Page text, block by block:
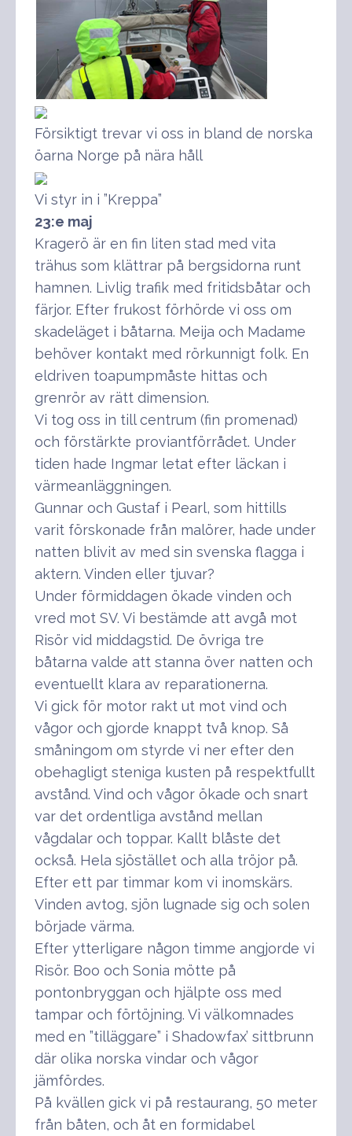
Försiktigt trevar vi oss in bland de norska
öarna Norge på nära håll
Vi styr in i ”Kreppa”
23:e maj
Kragerö är en fin liten stad med vita
trähus som klättrar på bergsidorna runt
hamnen. Livlig trafik med fritidsbåtar och
färjor. Efter frukost förhörde vi oss om
skadeläget i båtarna. Meija och Madame
behöver kontakt med rörkunnigt folk. En
eldriven toapumpmåste hittas och
grenrör av rätt dimension.
Vi tog oss in till centrum (fin promenad)
och förstärkte proviantförrådet. Under
tiden hade Ingmar letat efter läckan i
värmeanläggningen.
Gunnar och Gustaf i Pearl, som hittills
varit förskonade från malörer, hade under
natten blivit av med sin svenska flagga i
aktern. Vinden eller tjuvar?
Under förmiddagen ökade vinden och
vred mot SV. Vi bestämde att avgå mot
Risör vid middagstid. De övriga tre
båtarna valde att stanna över natten och
eventuellt klara av reparationerna.
Vi gick för motor rakt ut mot vind och
vågor och gjorde knappt två knop. Så
småningom om styrde vi ner efter den
obehagligt steniga kusten på respektfullt
avstånd. Vind och vågor ökade och snart
var det ordentliga avstånd mellan
vågdalar och toppar. Kallt blåste det
också. Hela sjöstället och alla tröjor på.
Efter ett par timmar kom vi inomskärs.
Vinden avtog, sjön lugnade sig och solen
började värma.
Efter ytterligare någon timme angjorde vi
Risör. Boo och Sonia mötte på
pontonbryggan och hjälpte oss med
tampar och förtöjning. Vi välkomnades
med en ”tilläggare” i Shadowfax’ sittbrunn
där olika norska vindar och vågor
jämfördes.
På kvällen gick vi på restaurang, 50 meter
från båten, och åt en formidabel